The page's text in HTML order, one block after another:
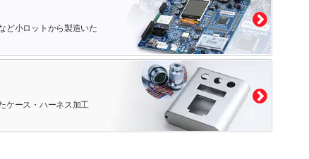
ど小ロットから製造いた
ケース・ハーネス加工